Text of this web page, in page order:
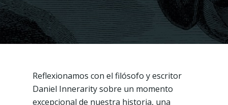
Reflexionamos con el filósofo y escritor
Daniel Innerarity sobre un momento
excepcional de nuestra historia, una